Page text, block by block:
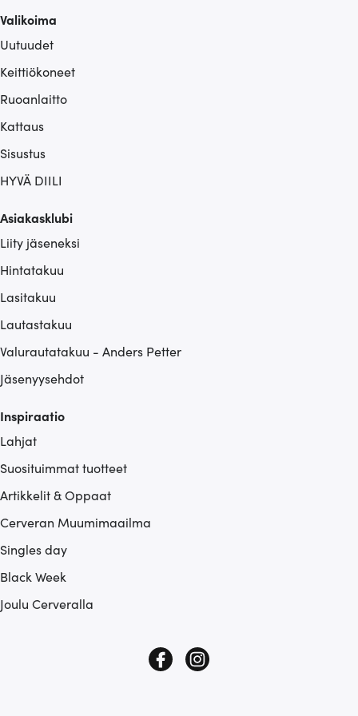
sivustoamme. Kumppanimme voivat yhdistää näitä
Valikoima
Uutuudet
Keittiökoneet
Ruoanlaitto
Kattaus
Sisustus
HYVÄ DIILI
Asiakasklubi
Liity jäseneksi
Hintatakuu
Lasitakuu
Lautastakuu
Valurautatakuu - Anders Petter
Jäsenyysehdot
Inspiraatio
Lahjat
Suosituimmat tuotteet
Artikkelit & Oppaat
Cerveran Muumimaailma
Singles day
Black Week
Joulu Cerveralla